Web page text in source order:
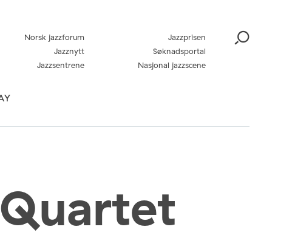
Norsk jazzforum
Jazzprisen
Jazznytt
Søknadsportal
Jazzsentrene
Nasjonal jazzscene